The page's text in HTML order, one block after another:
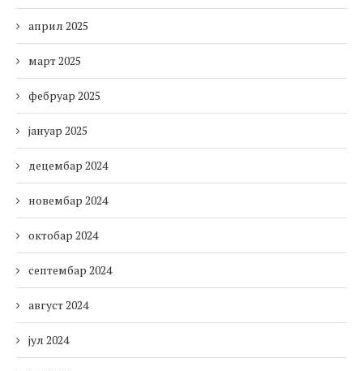
април 2025
март 2025
фебруар 2025
јануар 2025
децембар 2024
новембар 2024
октобар 2024
септембар 2024
август 2024
јул 2024